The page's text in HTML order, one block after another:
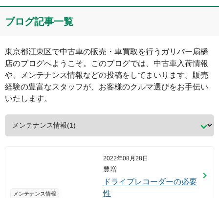
ブログ記事一覧
東京都江東区で中古車の販売・車買取を行う ガリバー扇橋
店のブログへようこそ。このブログでは、中古車入荷情報
や、メンテナンス情報などの投稿をしてまいります。販売
経験の豊富なスタッフが、お客様のクルマ選びをお手伝い
いたします。
メンテナンス情報
2022年08月28日
豊増
ドライブレコーダーの必要
性